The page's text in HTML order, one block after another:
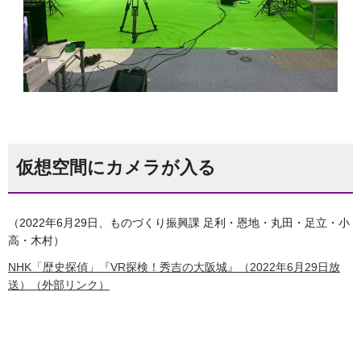
仮想空間にカメラが入る
（2022年6月29日、ものづくり振興課 足利・恩地・丸田・足立・小
高・木村）
NHK「歴史探偵」『VR探検！秀吉の大阪城』（2022年6月29日放
送）（外部リンク）